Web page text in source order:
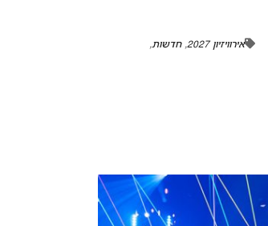
אירוויזיון 2027 ,חדשות,